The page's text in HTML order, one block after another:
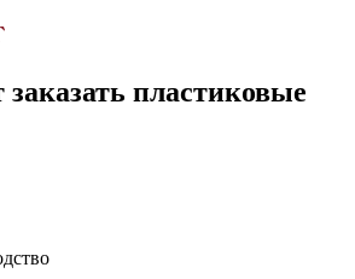
пластиковые